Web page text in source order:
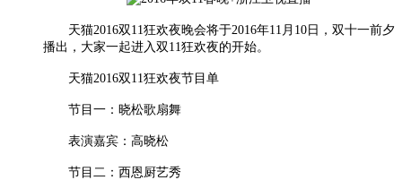
天猫2016双11狂欢夜晚会将于2016年11月10日，双十一前夕
播出，大家一起进入双11狂欢夜的开始。
天猫2016双11狂欢夜节目单
节目一：晓松歌扇舞
表演嘉宾：高晓松
节目二：西恩厨艺秀